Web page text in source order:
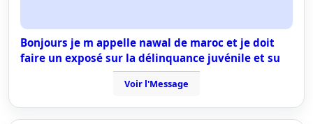
Bonjours je m appelle nawal de maroc et je doit
faire un exposé sur la délinquance juvénile et su
Voir l'Message